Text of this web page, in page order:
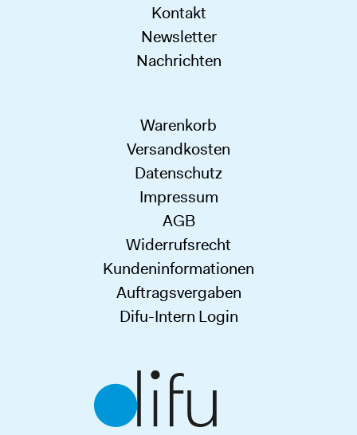
Kontakt
Newsletter
Nachrichten
Warenkorb
Versandkosten
Datenschutz
Impressum
AGB
Widerrufsrecht
Kundeninformationen
Auftragsvergaben
Difu-Intern Login